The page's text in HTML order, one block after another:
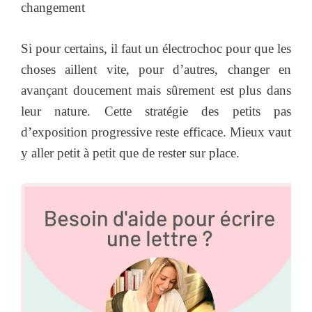
changement
Si pour certains, il faut un électrochoc pour que les
choses aillent vite, pour d’autres, changer en
avançant doucement mais sûrement est plus dans
leur nature. Cette stratégie des petits pas
d’exposition progressive reste efficace. Mieux vaut
y aller petit à petit que de rester sur place.